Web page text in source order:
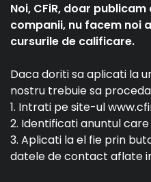
Noi, CFiR, doar
companii, nu facem noi
cursurile de calificare.
Daca doriti sa aplicati la
nostru trebuie sa
1. Intrati pe site-ul
2. Identificati anuntul
3. Aplicati la el fie prin
datele de contact aflate